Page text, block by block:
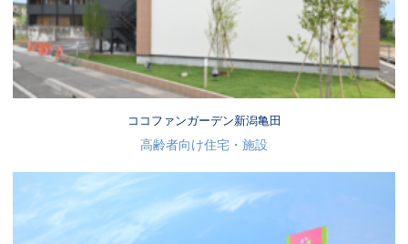
ココファンガーデン新潟亀田
高齢者向け住宅・施設